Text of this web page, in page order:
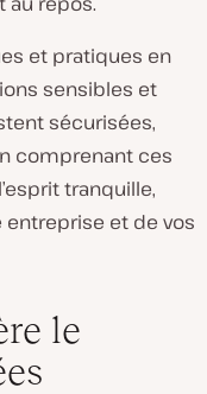
et pratiques en
sensibles et
sécurisées,
comprenant ces
tranquille,
et de vos
le